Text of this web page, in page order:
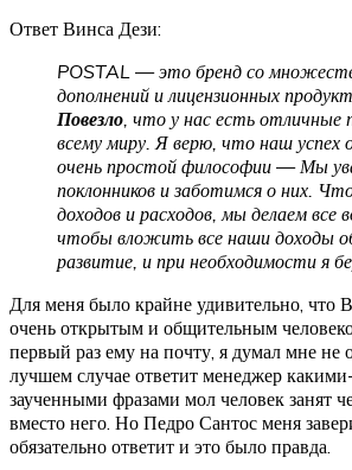
Ответ Винса Дези:
POSTAL — это бренд со
дополнений и лицензионных
Повезло, что у нас есть отличные
всему миру. Я верю, что наш успех
очень простой философии — Мы
поклонников и заботимся о них.
доходов и расходов, мы делаем все
чтобы вложить все наши доходы
развитие, и при необходимости я
Для меня было крайне удивительно, что
очень открытым и общительным
первый раз ему на почту, я думал мне не
лучшем случае ответит менеджер
заученными фразами мол человек занят
вместо него. Но Педро Сантос меня
обязательно ответит и это было правда.